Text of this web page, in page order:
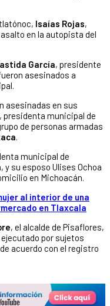
Isaías Rojas,
en la autopista del
García, presidente
asesinados a
asesinadas en sus
, presidenta municipal de
de personas armadas
.
municipal de
, y su esposo Ulises Ochoa
en Michoacán.
al interior de una
en Tlaxcala
, el alcalde de Pisaflores,
por sujetos
acuerdo con el registro